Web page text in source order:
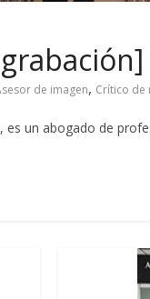
de imagen, Crítico de
es un abogado de